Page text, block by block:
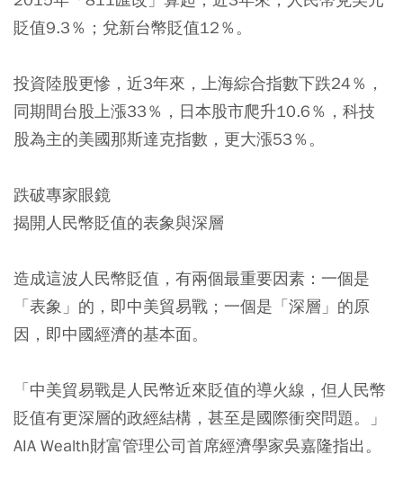
貶值9.3％；兌新台幣貶值12％。
投資陸股更慘，近3年來，上海綜合指數下跌24％，
同期間台股上漲33％，日本股市爬升10.6％，科技
股為主的美國那斯達克指數，更大漲53％。
跌破專家眼鏡
揭開人民幣貶值的表象與深層
造成這波人民幣貶值，有兩個最重要因素：一個是
「表象」的，即中美貿易戰；一個是「深層」的原
因，即中國經濟的基本面。
「中美貿易戰是人民幣近來貶值的導火線，但人民幣
貶值有更深層的政經結構，甚至是國際衝突問題。」
AIA Wealth財富管理公司首席經濟學家吳嘉隆指出。